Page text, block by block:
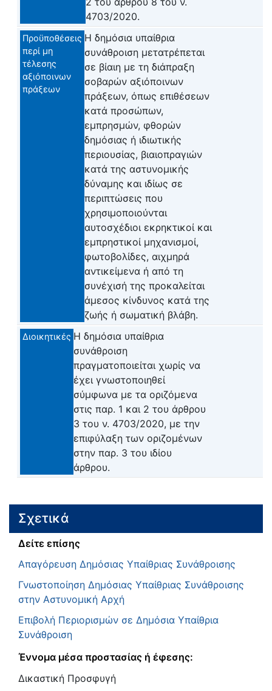
4703/2020.
Προϋποθέσεις
περί μη
τέλεσης
αξιόποινων
πράξεων
Η δημόσια υπαίθρια
συνάθροιση μετατρέπεται
σε βίαιη με τη διάπραξη
σοβαρών αξιόποινων
πράξεων, όπως επιθέσεων
κατά προσώπων,
εμπρησμών, φθορών
δημόσιας ή ιδιωτικής
περιουσίας, βιαιοπραγιών
κατά της αστυνομικής
δύναμης και ιδίως σε
περιπτώσεις που
χρησιμοποιούνται
αυτοσχέδιοι εκρηκτικοί και
εμπρηστικοί μηχανισμοί,
φωτοβολίδες, αιχμηρά
αντικείμενα ή από τη
συνέχισή της προκαλείται
άμεσος κίνδυνος κατά της
ζωής ή σωματική βλάβη.
Διοικητικές Η δημόσια υπαίθρια
συνάθροιση
πραγματοποιείται χωρίς να
έχει γνωστοποιηθεί
σύμφωνα με τα οριζόμενα
στις παρ. 1 και 2 του άρθρου
3 του ν. 4703/2020, με την
επιφύλαξη των οριζομένων
στην παρ. 3 του ιδίου
άρθρου.
Σχετικά
Δείτε επίσης
Απαγόρευση Δημόσιας Υπαίθριας Συνάθροισης
Γνωστοποίηση Δημόσιας Υπαίθριας Συνάθροισης
στην Αστυνομική Αρχή
Επιβολή Περιορισμών σε Δημόσια Υπαίθρια
Συνάθροιση
Έννομα μέσα προστασίας ή έφεσης:
Δικαστική Προσφυγή